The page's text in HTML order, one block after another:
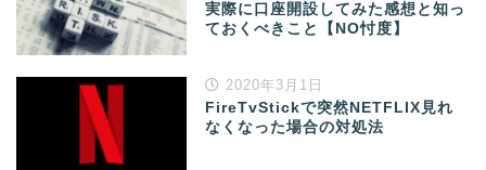
実際に口座開設してみた感想と知っ
ておくべきこと【NO忖度】
2020年3月1日
FireTvStickで突然NETFLIX見れ
なくなった場合の対処法